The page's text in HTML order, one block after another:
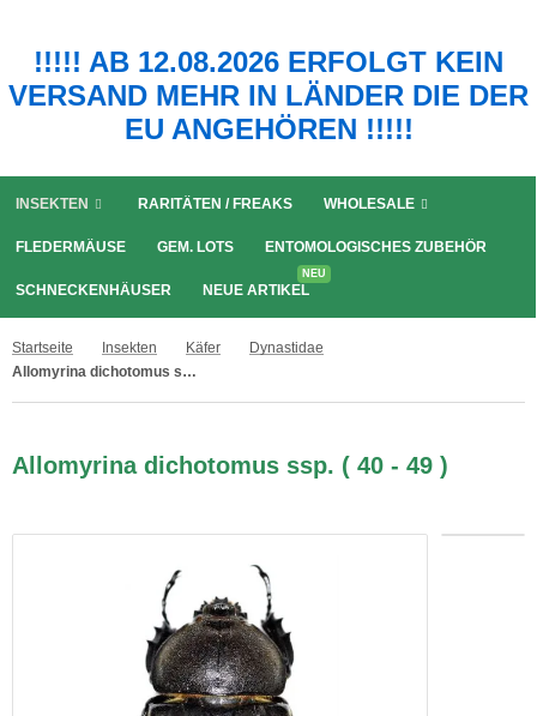
!!!!! AB 12.08.2026 ERFOLGT KEIN
VERSAND MEHR IN LÄNDER DIE DER
EU ANGEHÖREN !!!!!
INSEKTEN RARITÄTEN / FREAKS WHOLESALE
FLEDERMÄUSE GEM. LOTS ENTOMOLOGISCHES ZUBEHÖR
SCHNECKENHÄUSER NEUE ARTIKEL
NEU
Startseite Insekten Käfer
Dynastidae
Allomyrina dichotomus ssp. ( 40 - 49 )
Allomyrina dichotomus ssp. ( 40 - 49 )